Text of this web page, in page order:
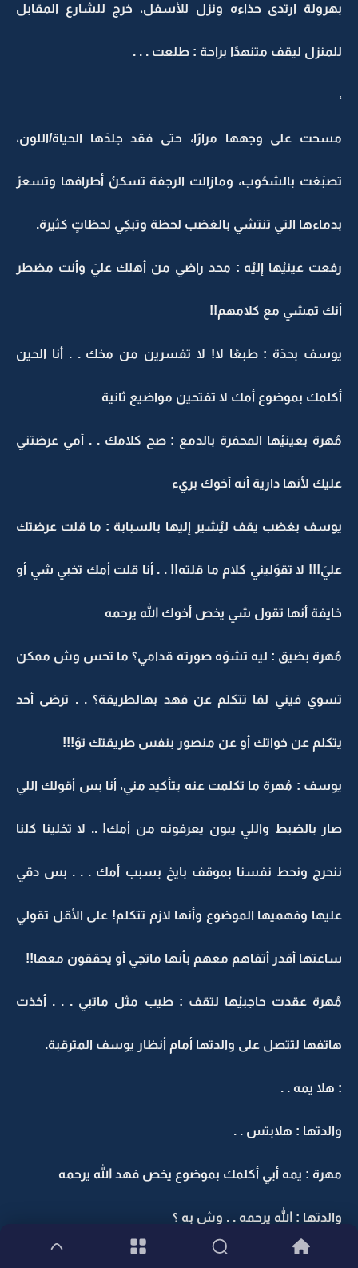
بهرولة ارتدى حذاءه ونزل للأسفل، خرج للشارع المقابل
للمنزل ليقف متنهدًا براحة : طلعت . . .
،
مسحت على وجهها مرارًا، حتى فقد جلدَها الحياة/اللون،
تصبَغت بالشحُوب، ومازالت الرجفة تسكنُ أطرافها وتسعرً
بدماءها التي تنتشي بالغضب لحظة وتبكِي لحظاتٍ كثيرة.
رفعت عينيْها إليْه : محد راضي من أهلك عليَ وأنت مضطر
أنك تمشي مع كلامهم!!
يوسف بحدَة : طبعًا لا! لا تفسرين من مخك . . أنا الحين
أكلمك بموضوع أمك لا تفتحين مواضيع ثانية
مُهرة بعينيْها المحمَرة بالدمع : صح كلامك . . أمي عرضتني
عليك لأنها دارية أنه أخوك بريء
يوسف بغضب يقف ليُشير إليها بالسبابة : ما قلت عرضتك
عليَ!!! لا تقوَليني كلام ما قلته!! . . أنا قلت أمك تخبي شي أو
خايفة أنها تقول شي يخص أخوك الله يرحمه
مُهرة بضيق : ليه تشوَه صورته قدامي؟ ما تحس وش ممكن
تسوي فيني لمَا تتكلم عن فهد بهالطريقة؟ . . ترضى أحد
يتكلم عن خواتك أو عن منصور بنفس طريقتك توَ!!!
يوسف : مُهرة ما تكلمت عنه بتأكيد مني، أنا بس أقولك اللي
صار بالضبط واللي يبون يعرفونه من أمك! .. لا تخلينا كلنا
ننحرج ونحط نفسنا بموقف بايخ بسبب أمك . . . بس دقي
عليها وفهميها الموضوع وأنها لازم تتكلم! على الأقل تقولي
ساعتها أقدر أتفاهم معهم بأنها ماتجي أو يحققون معها!!
مُهرة عقدت حاجبيْها لتقف : طيب مثل ماتبي . . . أخذت
هاتفها لتتصل على والدتها أمام أنظار يوسف المترقبة.
: هلا يمه . .
والدتها : هلابتس . .
مهرة : يمه أبي أكلمك بموضوع يخص فهد الله يرحمه
والدتها : الله يرحمه . . وش به ؟